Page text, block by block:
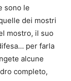
sono le
dei mostri
mostro, il suo
per farla
alcune
completo,